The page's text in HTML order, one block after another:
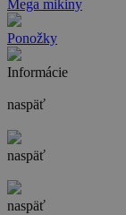
Mega mikiny
Ponožky
Informácie
naspäť
naspäť
naspäť